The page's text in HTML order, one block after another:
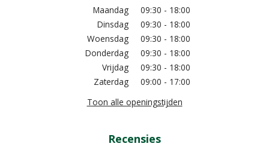
Maandag
09:30 - 18:00
Dinsdag
09:30 - 18:00
Woensdag
09:30 - 18:00
Donderdag
09:30 - 18:00
Vrijdag
09:30 - 18:00
Zaterdag
09:00 - 17:00
Toon alle openingstijden
Recensies